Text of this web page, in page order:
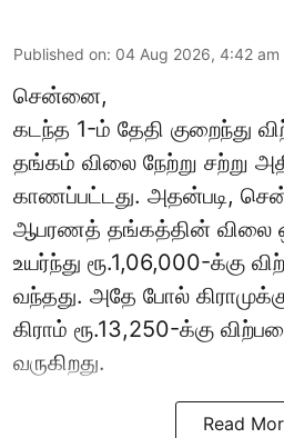
Published on: 04 Aug 2026, 4:42 am
சென்னை,
கடந்த 1-ம் தேதி குறைந்து
தங்கம் விலை நேற்று சற்று
காணப்பட்டது. அதன்படி,
ஆபரணத் தங்கத்தின் விலை
உயர்ந்து ரூ.1,06,000-க்கு
வந்தது. அதே போல்
கிராம் ரூ.13,250-க்கு
வருகிறது.
Read